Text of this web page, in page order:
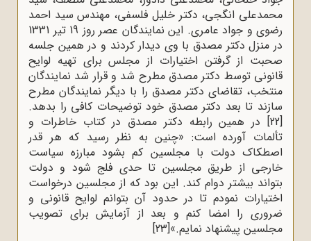
محمدعلی انگجی، دکتر خلیل فلسفی، مهندس سید احمد
رضوی و جواد عامری. این نمایندگان عصر روز 19 تیر 1331
در منزل دکتر مصدق با وی دیدار کردند و در همین جلسه
صحبت از گرفتن اختیارات از مجلس برای تهیه لوایح
قانونی توسط دکتر مصدق مطرح شد و قرار شد نمایندگان
منتخب، تقاضای دکتر مصدق را با دیگر نمایندگان مطرح
سازند تا بعد دکتر مصدق خود توضیحات کافی را بدهد.
[22]
در همین رابطه دکتر مصدق در کتاب خاطرات و
تألمات آورده است: «چنین به نظر رسید که هر قدر
اصطکاک دولت با مجلسین کم بشود مبارزه سیاست
خارجی از طریق مجلسین تا حدی فلج شود و دولت
بتواند بیشتر دوام کند. این بود که از مجلسین درخواست
اختیارات نمودم تا در حدود آن بتوانم لوایح قانونی و
ضروری را امضا کنم و بعد از آزمایش برای تصویب
مجلسین پیشنهاد نمایم.»[23]